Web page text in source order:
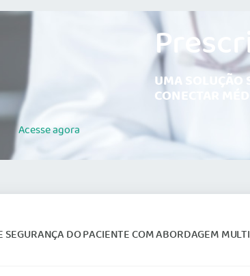
Acesseagora
UMA SOLUÇÃO
CONECTAR
SEGURANÇA DO PACIENTE COM ABORDAGEM